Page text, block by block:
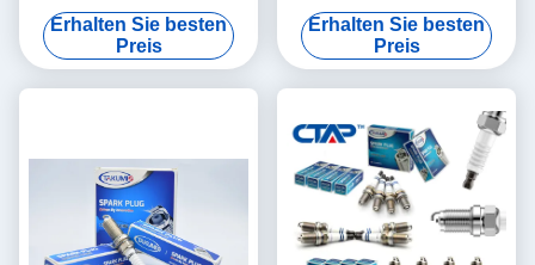
und Platin-Elektrode
Erhalten Sie besten
Preis
gelten für die Verwendung
von Zündkerzen, die in der
Zündschleife befinden.
Erhalten Sie besten
Preis